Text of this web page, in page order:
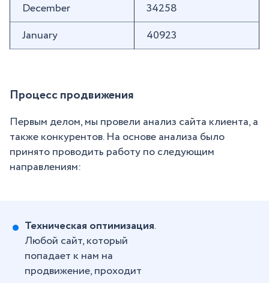
December
34258
January
40923
Процесс продвижения
Первым делом, мы провели анализ сайта клиента, а
также конкурентов. На основе анализа было
принято проводить работу по следующим
направлениям:
Техническая оптимизация.
Любой сайт, который
попадает к нам на
продвижение, проходит